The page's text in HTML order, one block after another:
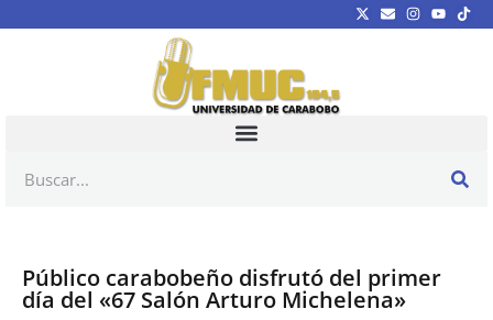
Público carabobeño disfrutó del primer
día del «67 Salón Arturo Michelena»